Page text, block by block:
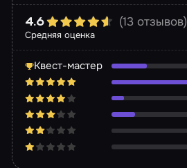
Средняя оценка
4.6 (13 отзывов)
Квест-мастер